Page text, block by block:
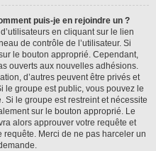
puis-je en rejoindre un ?
en cliquant sur le lien
de contrôle de l’utilisateur. Si
le bouton approprié. Cependant,
ouverts aux nouvelles adhésions.
d’autres peuvent être privés et
le groupe est public, vous pouvez le
le groupe est restreint et nécessite
sur le bouton approprié. Le
alors approuver votre requête et
Merci de ne pas harceler un